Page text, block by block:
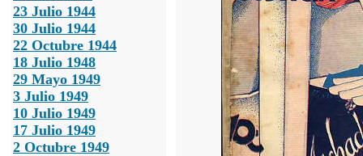
23 Julio 1944
30 Julio 1944
22 Octubre 1944
18 Julio 1948
29 Mayo 1949
3 Julio 1949
10 Julio 1949
17 Julio 1949
2 Octubre 1949